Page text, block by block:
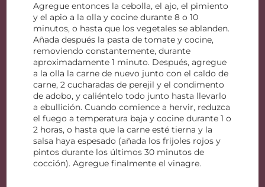
Agregue entonces la cebolla, el ajo, el pimiento
y el apio a la olla y cocine durante 8 o 10
minutos, o hasta que los vegetales se ablanden.
Añada después la pasta de tomate y cocine,
removiendo constantemente, durante
aproximadamente 1 minuto. Después, agregue
a la olla la carne de nuevo junto con el caldo de
carne, 2 cucharadas de perejil y el condimento
de adobo, y caliéntelo todo junto hasta llevarlo
a ebullición. Cuando comience a hervir, reduzca
el fuego a temperatura baja y cocine durante 1 o
2 horas, o hasta que la carne esté tierna y la
salsa haya espesado (añada los frijoles rojos y
pintos durante los últimos 30 minutos de
cocción). Agregue finalmente el vinagre.